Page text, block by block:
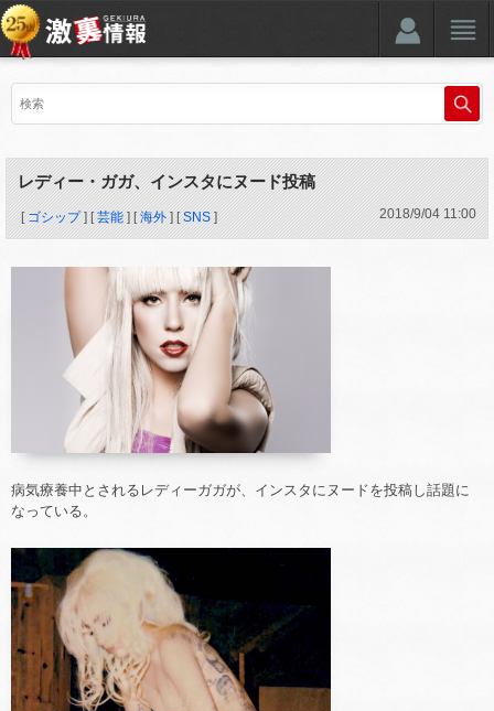
レディー・ガガ、インスタにヌード投稿
[ ゴシップ] [芸能 ] [海外 ] [SNS ] 2018/9/04 11:00
病気療養中とされるレディーガガが、インスタにヌードを投稿し話題に
なっている。